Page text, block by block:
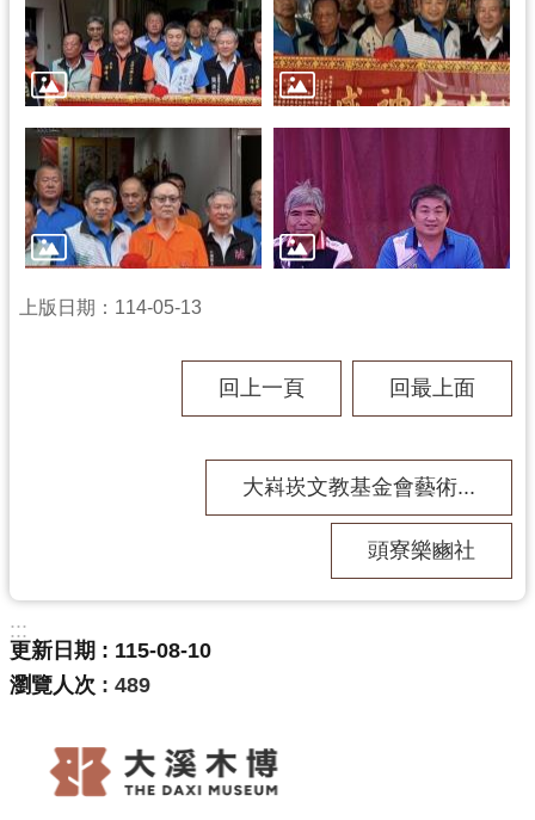
政
信
箱
桃
園
政
府
E
n
l
全
政
策
上版日期：114-05-13
回上一頁 回最上面
大嵙崁文教基金會藝術...
頭寮樂豳社
:::
更新日期
115-08-10
瀏覽人次
489